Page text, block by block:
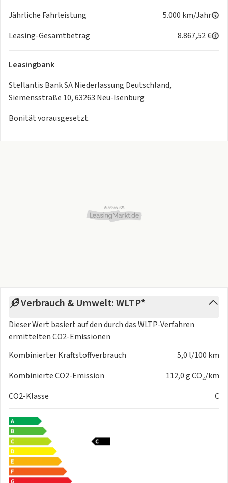
Verkaufspersonal. Bitte kontaktieren Sie uns.
Jährliche Fahrleistung
5.000 km/Jahr
Leasing-Gesamtbetrag
8.867,52 €
Leasingbank
Stellantis Bank SA Niederlassung Deutschland,
Siemensstraße 10, 63263 Neu-Isenburg
Bonität vorausgesetzt.
Verbrauch & Umwelt: WLTP*
Dieser Wert basiert auf den durch dasWLTP-Verfahren
ermittelten CO2-Emissionen
Kombinierter Kraftstoffverbrauch
5,0 l/100 km
Kombinierte CO2-Emission
112,0 g CO₂/km
CO2-Klasse
C